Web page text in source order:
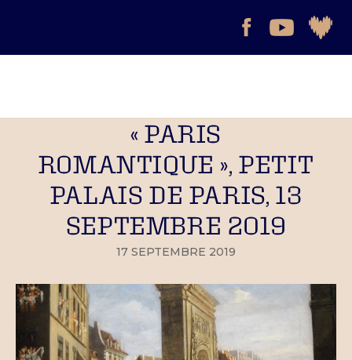
« PARIS
ROMANTIQUE », PETIT
PALAIS DE PARIS, 13
SEPTEMBRE 2019
17 SEPTEMBRE 2019